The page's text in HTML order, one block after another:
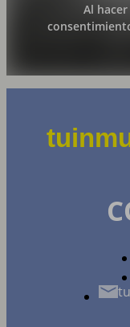
Al